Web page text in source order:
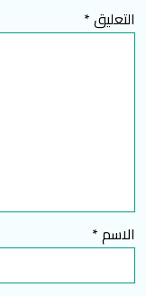
التعليق*
الاسم*